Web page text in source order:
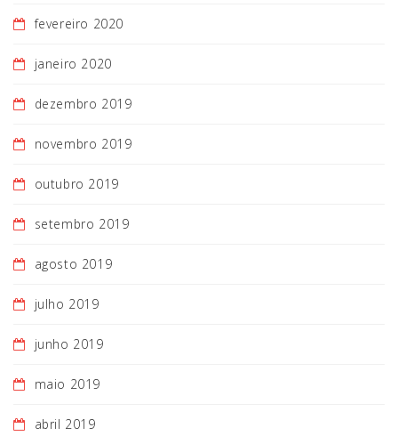
fevereiro 2020
janeiro 2020
dezembro 2019
novembro 2019
outubro 2019
setembro 2019
agosto 2019
julho 2019
junho 2019
maio 2019
abril 2019